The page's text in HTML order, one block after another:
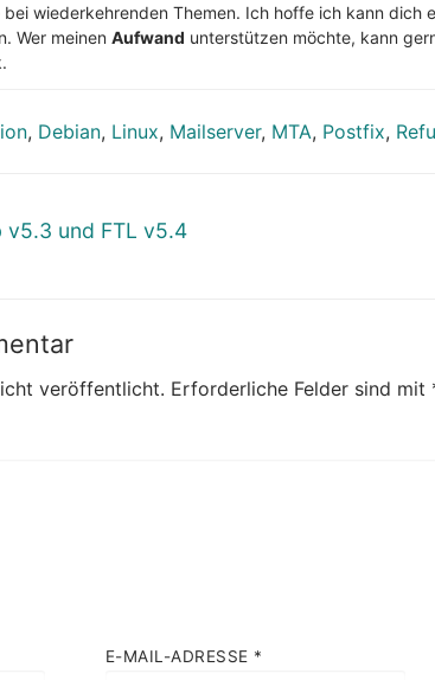
bei wiederkehrenden Themen. Ich hoffe ich kann dich
Wer meinen Aufwand unterstützen möchte, kann
, Debian, Linux, Mailserver, MTA, Postfix,
v5.3 und FTL v5.4
veröffentlicht. Erforderliche Felder sind mit
E-MAIL-ADRESSE *